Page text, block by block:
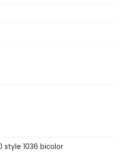
style 1036 bicolor